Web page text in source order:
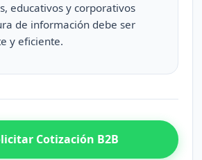
educativos y corporativos
de información debe ser
y eficiente.
Cotización B2B